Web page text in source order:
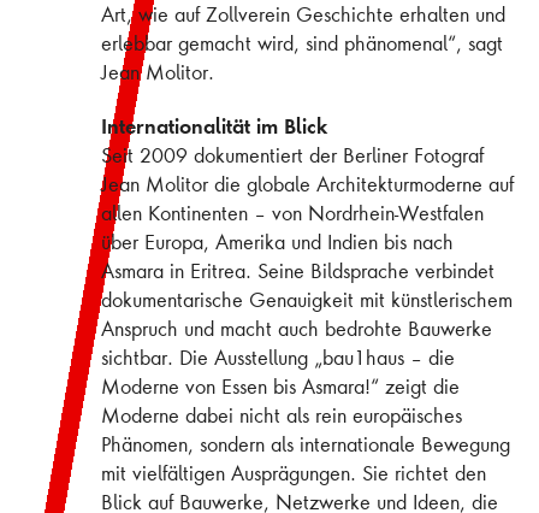
Art, wie auf Zollverein Geschichte erhalten und
erlebbar gemacht wird, sind phänomenal“, sagt
Jean Molitor.
Internationalität im Blick
Seit 2009 dokumentiert der Berliner Fotograf
Jean Molitor die globale Architekturmoderne auf
allen Kontinenten – von Nordrhein-Westfalen
über Europa, Amerika und Indien bis nach
Asmara in Eritrea. Seine Bildsprache verbindet
dokumentarische Genauigkeit mit künstlerischem
Anspruch und macht auch bedrohte Bauwerke
sichtbar. Die Ausstellung „bau1haus – die
Moderne von Essen bis Asmara!“ zeigt die
Moderne dabei nicht als rein europäisches
Phänomen, sondern als internationale Bewegung
mit vielfältigen Ausprägungen. Sie richtet den
Blick auf Bauwerke, Netzwerke und Ideen, die